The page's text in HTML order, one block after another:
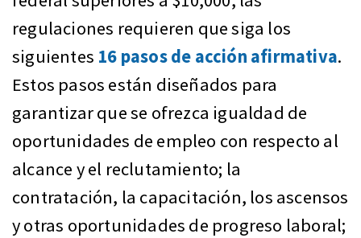
regulaciones requieren que siga los
siguientes 16 pasos de acción afirmativa.
Estos pasos están diseñados para
garantizar que se ofrezca igualdad de
oportunidades de empleo con respecto al
alcance y el reclutamiento; la
contratación, la capacitación, los ascensos
y otras oportunidades de progreso laboral;